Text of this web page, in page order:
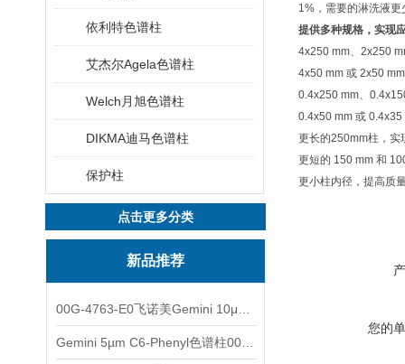
依利特色谱柱
艾杰尔Agela色谱柱
Welch月旭色谱柱
DIKMA迪马色谱柱
保护柱
点击更多分类
新品推荐
1% ，需要的淋洗液
提供多种规格，实现
4x250 mm、 2x250
4x50 mm 或 2x50 mm
0.4x250 mm、
0.4x50 mm 或
更长的250mm柱，实
更短的 150 mm 和
更小柱内径，提高质
您的